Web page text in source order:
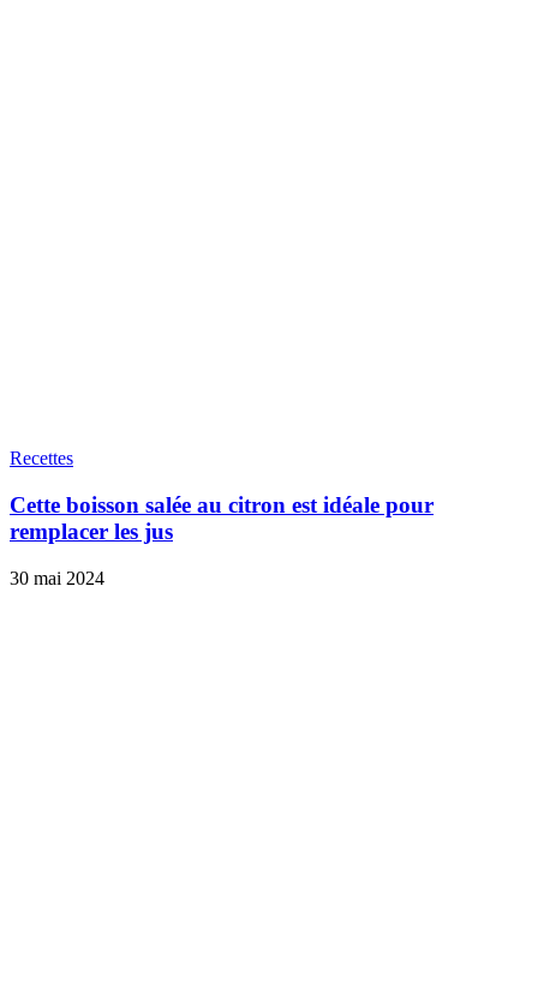
Recettes
Cette boisson salée au citron est idéale pour
remplacer les jus
30 mai 2024